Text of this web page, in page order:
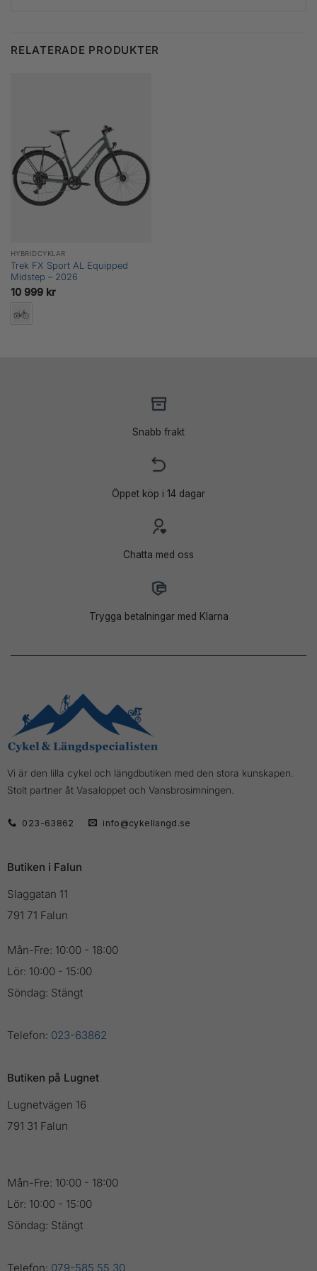
RELATERADE PRODUKTER
HYBRIDCYKLAR
Trek FX Sport AL Equipped
Midstep – 2026
10 999 kr
Snabb frakt
Öppet köp i 14 dagar
Chatta med oss
Trygga betalningar med Klarna
Vi är den lilla cykel och längdbutiken med den stora kunskapen.
Stolt partner åt Vasaloppet och Vansbrosimningen.
023-63862 info@cykellangd.se
Butiken i Falun
Slaggatan 11
791 71 Falun
Mån-Fre: 10:00 - 18:00
Lör: 10:00 - 15:00
Söndag: Stängt
Telefon: 023-63862
Butiken på Lugnet
Lugnetvägen 16
791 31 Falun
Mån-Fre: 10:00 - 18:00
Lör: 10:00 - 15:00
Söndag: Stängt
Telefon: 079-585 55 30